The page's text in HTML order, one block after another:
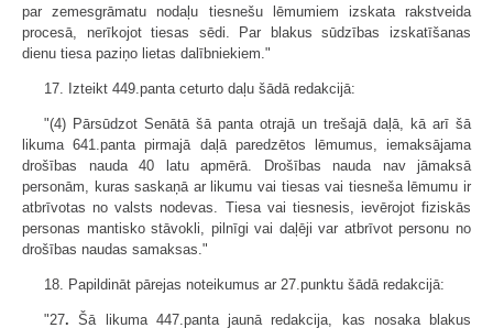
par zemesgrāmatu nodaļu tiesnešu lēmumiem izskata rakstveida
procesā, nerīkojot tiesas sēdi. Par blakus sūdzības izskatīšanas
dienu tiesa paziņo lietas dalībniekiem."
17. Izteikt 449.panta ceturto daļu šādā redakcijā:
"(4) Pārsūdzot Senātā šā panta otrajā un trešajā daļā, kā arī šā
likuma 641.panta pirmajā daļā paredzētos lēmumus, iemaksājama
drošības nauda 40 latu apmērā. Drošības nauda nav jāmaksā
personām, kuras saskaņā ar likumu vai tiesas vai tiesneša lēmumu ir
atbrīvotas no valsts nodevas. Tiesa vai tiesnesis, ievērojot fiziskās
personas mantisko stāvokli, pilnīgi vai daļēji var atbrīvot personu no
drošības naudas samaksas."
18. Papildināt pārejas noteikumus ar 27.punktu šādā redakcijā:
"27. Šā likuma 447.panta jaunā redakcija, kas nosaka blakus